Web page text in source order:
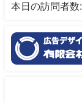
本日の訪問者数: